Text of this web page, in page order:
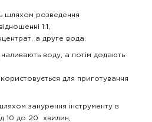
шляхом розведення
1:1,
а друге вода.
воду, а потім додають
для приготування
занурення інструменту в
10 до 20 хвилин,